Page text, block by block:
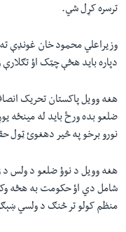
ترسره کړل شي.
وزیراعلي محمود خان غونډې ته
دپاره باید هڅې چټک اؤ
هغه وویل پاکستان تحریک
ضلعو بده ورځ باید له مینځه
نورو برخو په څير دهغوئ ټول
هغه وویل د نوؤ ضلعو د ولس
شامل دي اؤ حکومت به هڅه
منظم کولو تر څنګ د ولسي